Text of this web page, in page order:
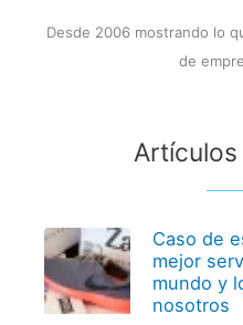
Desde 2006 mostrando lo
de
Caso de
mejor
mundo y
nosotros